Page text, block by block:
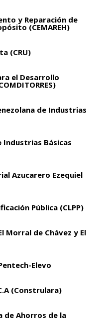
y Reparación de
(CEMAREH)
(CRU)
el Desarrollo
de Industrias
Industrias Básicas
Azucarero Ezequiel
Pública (CLPP)
Morral de Chávez y El
Elevo
(Construlara)
de Ahorros de la